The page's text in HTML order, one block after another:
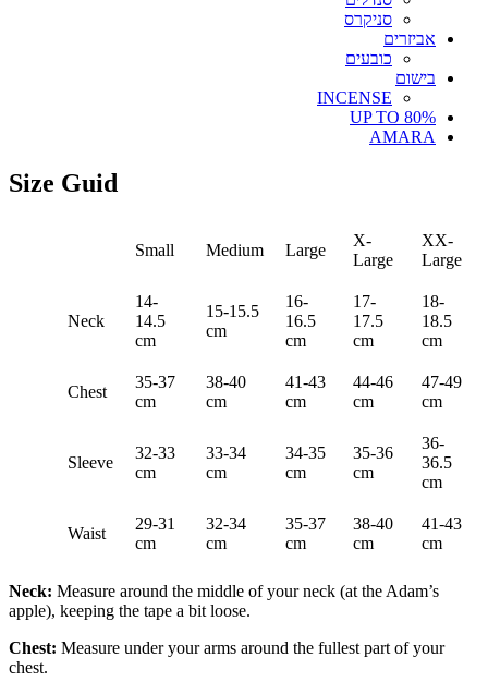
סניקרס
אביזרים
כובעים
בישום
INCENSE
UP TO 80%
AMARA
Size Guid
Small Medium Large
X-
Large
XX-
Large
Neck
14-
14.5
cm
15-15.5
cm
16-
16.5
cm
17-
17.5
cm
18-
18.5
cm
Chest
35-37
cm
38-40
cm
41-43
cm
44-46
cm
47-49
cm
Sleeve
32-33
cm
33-34
cm
34-35
cm
35-36
cm
36-
36.5
cm
Waist
29-31
cm
32-34
cm
35-37
cm
38-40
cm
41-43
cm
Neck: Measure around the middle of your neck (at the Adam’s
apple), keeping the tape a bit loose.
Chest: Measure under your arms around the fullest part of your
chest.